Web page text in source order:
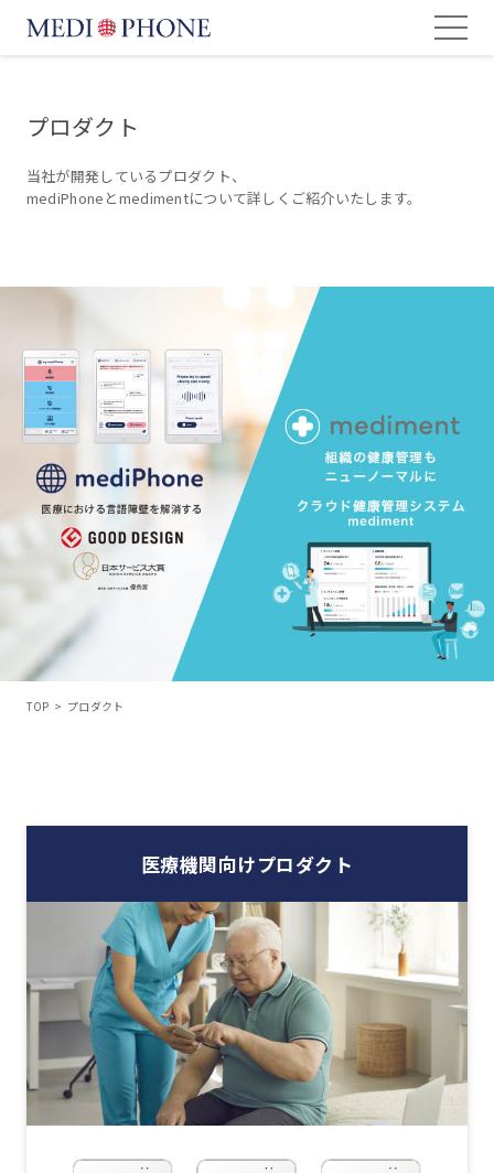
プロダクト
当社が開発しているプロダクト、
mediPhoneとmedimentについて詳しくご紹介いたします。
TOP > プロダクト
医療機関向けプロダクト